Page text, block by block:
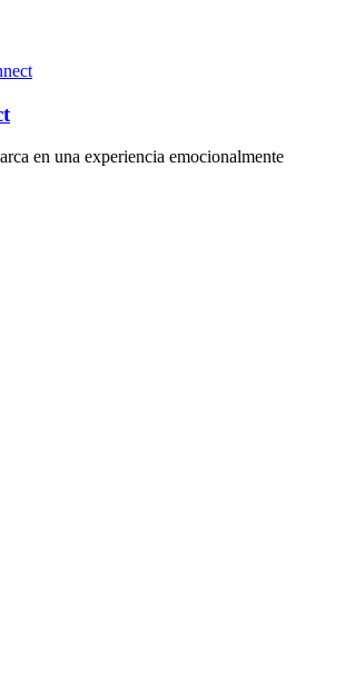
en una experiencia emocionalmente